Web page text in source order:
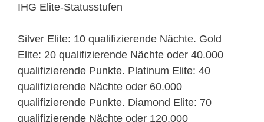
IHG Elite-Statusstufen
Silver Elite: 10 qualifizierende Nächte. Gold
Elite: 20 qualifizierende Nächte oder 40.000
qualifizierende Punkte. Platinum Elite: 40
qualifizierende Nächte oder 60.000
qualifizierende Punkte. Diamond Elite: 70
qualifizierende Nächte oder 120.000